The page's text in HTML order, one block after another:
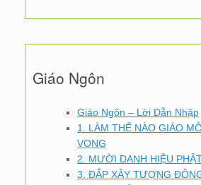
Giáo Ngôn
Giáo Ngôn – Lời Dẫn Nhập
1. LÀM THẾ NÀO GIÁO
VONG
2. MƯỜI DANH HIỆU
3. ĐẮP XÂY TƯỢNG